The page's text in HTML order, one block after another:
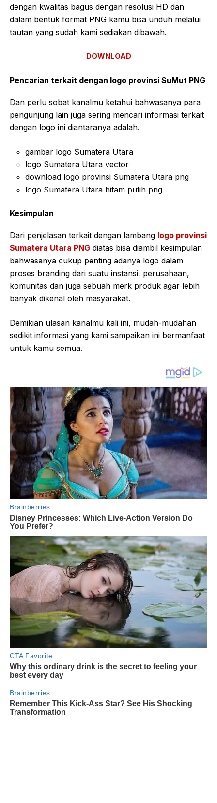
dengan kwalitas bagus dengan resolusi HD dan
dalam bentuk format PNG kamu bisa unduh melalui
tautan yang sudah kami sediakan dibawah.
DOWNLOAD
Pencarian terkait dengan logo provinsi SuMut PNG
Dan perlu sobat kanalmu ketahui bahwasanya para
pengunjung lain juga sering mencari informasi terkait
dengan logo ini diantaranya adalah.
gambar logo Sumatera Utara
logo Sumatera Utara vector
download logo provinsi Sumatera Utara png
logo Sumatera Utara hitam putih png
Kesimpulan
Dari penjelasan terkait dengan lambang logo provinsi
Sumatera Utara PNG diatas bisa diambil kesimpulan
bahwasanya cukup penting adanya logo dalam
proses branding dari suatu instansi, perusahaan,
komunitas dan juga sebuah merk produk agar lebih
banyak dikenal oleh masyarakat.
Demikian ulasan kanalmu kali ini, mudah-mudahan
sedikit informasi yang kami sampaikan ini bermanfaat
untuk kamu semua.